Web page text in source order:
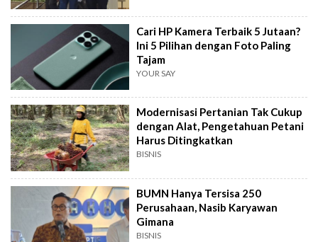
Cari HP Kamera Terbaik 5 Jutaan?
Ini 5 Pilihan dengan Foto Paling
Tajam
YOUR SAY
Modernisasi Pertanian Tak Cukup
dengan Alat, Pengetahuan Petani
Harus Ditingkatkan
BISNIS
BUMN Hanya Tersisa 250
Perusahaan, Nasib Karyawan
Gimana
BISNIS